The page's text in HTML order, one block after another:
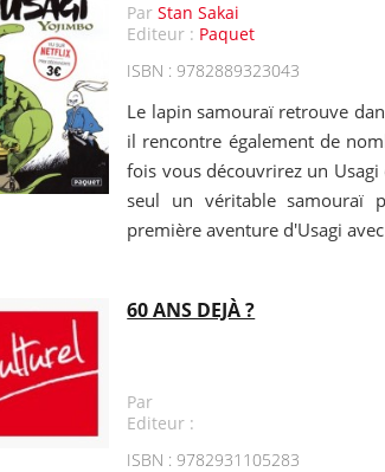
ParStan Sakai
Editeur : Paquet
ISBN : 9782889323043
Le lapin samouraï retrouve
il rencontre également de
fois vous découvrirez un
seul un véritable samouraï
première aventure d'Usagi
60 ANS DEJÀ ?
Par
Editeur :
ISBN : 9782931105283